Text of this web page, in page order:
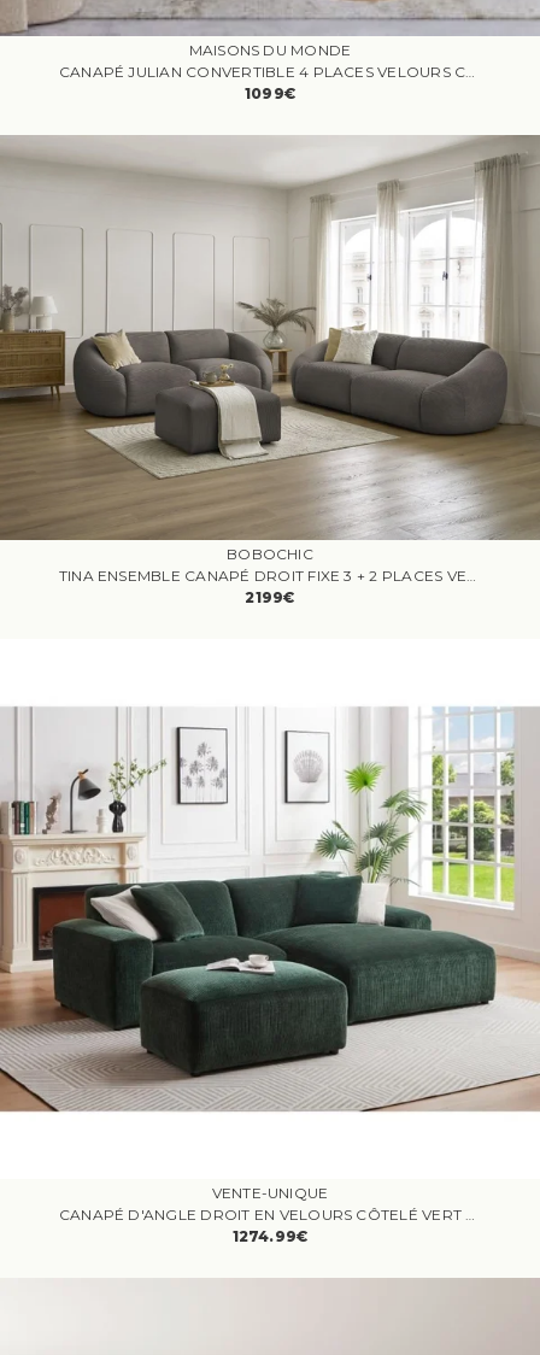
MAISONS DU MONDE
CANAPÉ JULIAN CONVERTIBLE 4 PLACES VELOURS CÔTELÉ BLEU
1099€
BOBOCHIC
TINA ENSEMBLE CANAPÉ DROIT FIXE 3 + 2 PLACES VELOURS CÔTELÉ TAUPE
2199€
VENTE-UNIQUE
CANAPÉ D'ANGLE DROIT EN VELOURS CÔTELÉ VERT TIRONO - VENTE-UNIQUE - 4 PLACES - FIXE - CONTEMPORAIN - DESIGN
1274.99€